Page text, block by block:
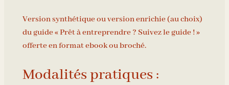
Version synthétique ou version enrichie (au choix)
du guide « Prêt à entreprendre ? Suivez le guide ! »
offerte en format ebook ou broché.
Modalités pratiques :